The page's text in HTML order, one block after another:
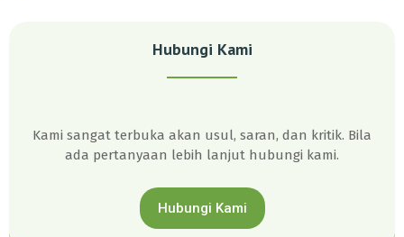
Hubungi Kami
Kami sangat terbuka akan usul, saran, dan kritik. Bila
ada pertanyaan lebih lanjut hubungi kami.
Hubungi Kami